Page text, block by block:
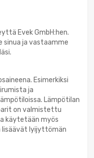
Evek GmbH:hen.
sinua ja vastaamme
Esimerkiksi
ja
Lämpötilan
on valmistettu
käytetään myös
lisäävät lyijyttömän